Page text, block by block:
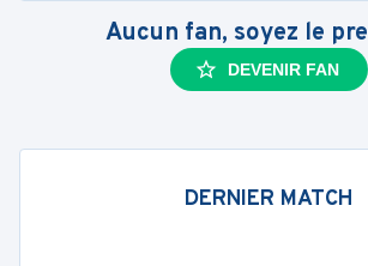
Aucun fan, soyez le
DEVENIR FAN
DERNIER MATCH